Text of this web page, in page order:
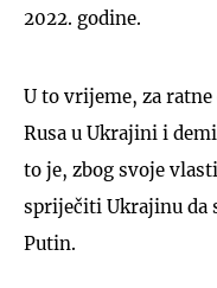
2022. godine.
U to vrijeme, za
Rusa u Ukrajini i
to je, zbog svoje
spriječiti Ukrajinu da
Putin.